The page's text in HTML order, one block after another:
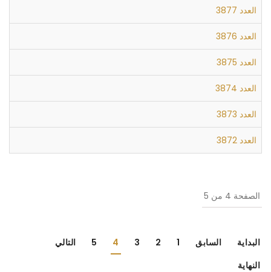
العدد 3877
العدد 3876
العدد 3875
العدد 3874
العدد 3873
العدد 3872
الصفحة 4 من 5
البداية السابق 1
2
3
4
5
التالي
النهاية